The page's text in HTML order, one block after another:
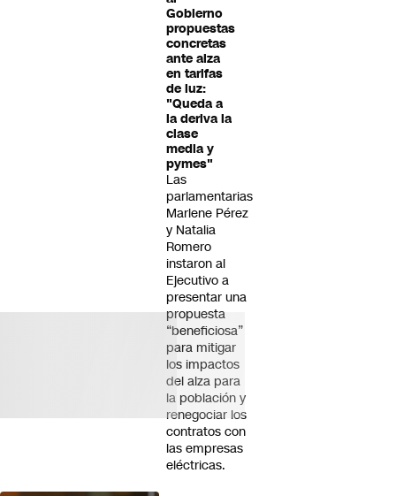
Gobierno
propuestas
concretas
ante alza
en tarifas
de luz:
"Queda a
la deriva la
clase
media y
pymes"
Las
parlamentarias
Marlene Pérez
y Natalia
Romero
instaron al
Ejecutivo a
presentar una
propuesta
“beneficiosa”
para mitigar
los impactos
del alza para
la población y
renegociar los
contratos con
las empresas
eléctricas.